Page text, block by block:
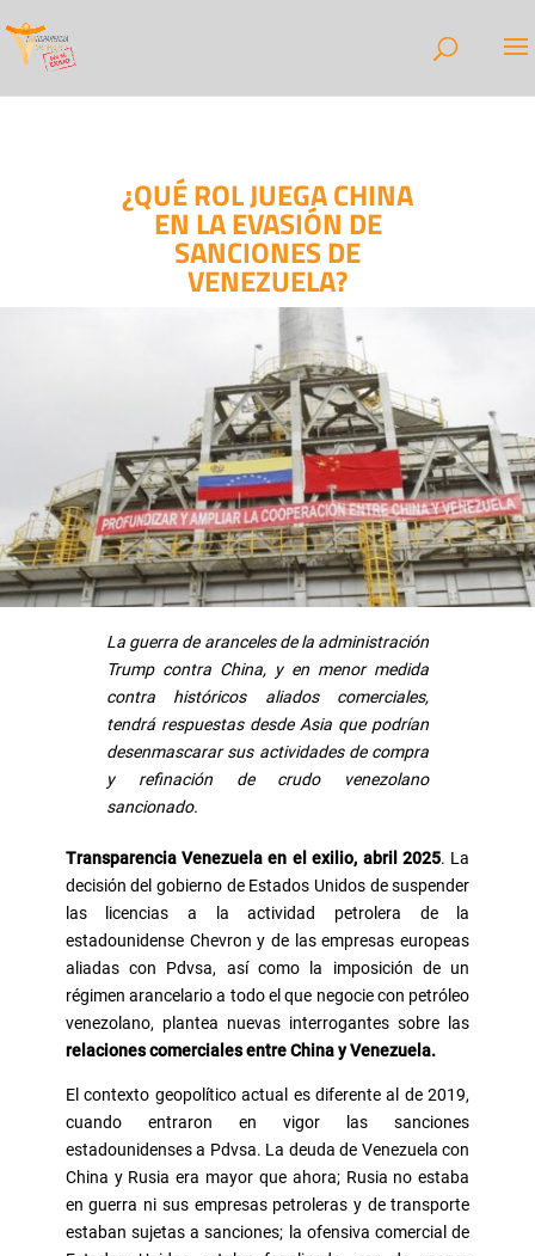
¿QUÉ ROL JUEGA CHINA
EN LA EVASIÓN DE
SANCIONES DE
VENEZUELA?
La guerra de aranceles de la administración
Trump contra China, y en menor medida
contra históricos aliados comerciales,
tendrá respuestas desde Asia que podrían
desenmascarar sus actividades de compra
y refinación de crudo venezolano
sancionado.
Transparencia Venezuela en el exilio, abril 2025. La
decisión del gobierno de Estados Unidos de suspender
las licencias a la actividad petrolera de la
estadounidense Chevron y de las empresas europeas
aliadas con Pdvsa, así como la imposición de un
régimen arancelario a todo el que negocie con petróleo
venezolano, plantea nuevas interrogantes sobre las
relaciones comerciales entre China y Venezuela.
El contexto geopolítico actual es diferente al de 2019,
cuando entraron en vigor las sanciones
estadounidenses a Pdvsa. La deuda de Venezuela con
China y Rusia era mayor que ahora; Rusia no estaba
en guerra ni sus empresas petroleras y de transporte
estaban sujetas a sanciones; la ofensiva comercial de